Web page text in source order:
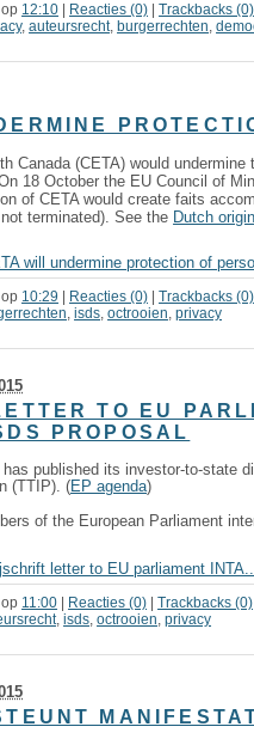
op 12:10 Reacties (0) |Trackbacks (0)
,auteursrecht, burgerrechten,
Canada (CETA) would
18 October the EU Council of
of CETA would create faits
terminated). See the Dutch
will undermine protection of
op 10:29 | Reacties (0) |Trackbacks (0)
,isds,octrooien,privacy
TO EU
PROPOSAL
has published its investor-to-state
(TTIP). (EP agenda)
of the European Parliament
letter to EU parliament
op 11:00 Reacties (0) |Trackbacks (0)
,isds,octrooien,privacy